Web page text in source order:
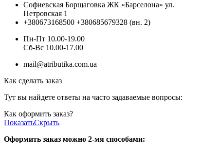
Софиевская Борщаговка ЖК «Барселона» ул.
Петровская 1
+380673168500 +380685679328 (вн. 2)
Пн-Пт 10.00-19.00
Cб-Вс 10.00-17.00
mail@atributika.com.ua
Как сделать заказ
Тут вы найдете ответы на часто задаваемые вопросы:
Как оформить заказ?
ПоказатьСкрыть
Оформить заказ можно 2-мя способами: